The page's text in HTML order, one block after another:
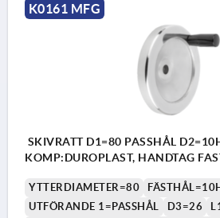
K0161 MFG
SKIVRATT D1=80 PASSHÅL
KOMP:DUROPLAST, HANDTAG
YTTERDIAMETER=80
UTFÖRANDE 1=PASSHÅL
D3=26